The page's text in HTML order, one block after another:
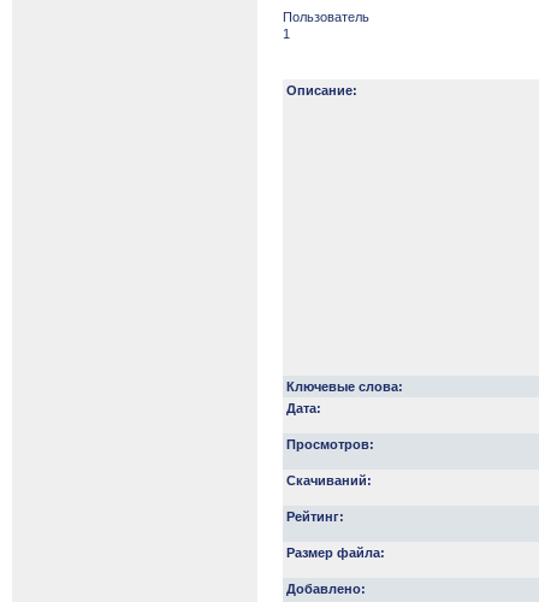
Пользователь
1
Описание:
Ключевые слова:
Дата:
Просмотров:
Скачиваний:
Рейтинг:
Размер файла:
Добавлено: